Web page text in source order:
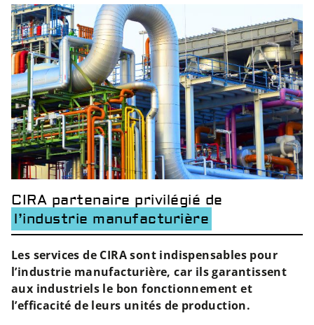
CIRA partenaire privilégié de
l’industrie manufacturière
Les services de CIRA sont indispensables pour
l’industrie manufacturière, car ils garantissent
aux industriels le bon fonctionnement et
l’efficacité de leurs unités de production.